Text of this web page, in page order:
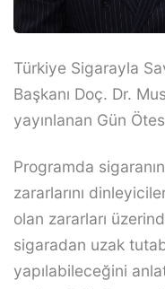
Türkiye Sigarayla
Başkanı Doç. Dr.
yayınlanan Gün
Programda
zararlarını
olan zararları
sigaradan uzak
yapılabileceğini